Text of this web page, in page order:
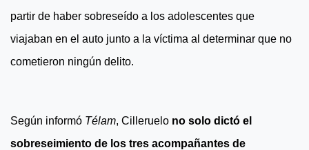
partir de haber sobreseído a los adolescentes que
viajaban en el auto junto a la víctima al determinar que no
cometieron ningún delito.
Según informó Télam, Cilleruelo no solo dictó el
sobreseimiento de los tres acompañantes de